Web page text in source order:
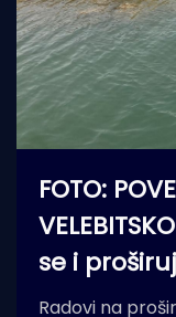
FOTO:
se i
Radovi na